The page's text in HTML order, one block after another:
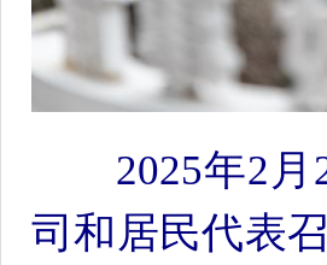
2025年2
司和居民代表